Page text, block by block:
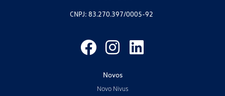
CNPJ: 83.270.397/0005-92
Novos
Novo Nivus